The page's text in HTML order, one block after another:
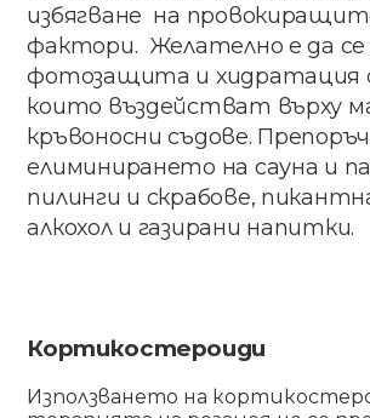
избягване на
фактори. Желателно е да се
фотозащита и хидратация
които въздействат върху
кръвоносни съдове.
елиминирането на сауна и
пилинги и скрабове,
алкохол и газирани напитки.
Кортикостероиди
Използването на